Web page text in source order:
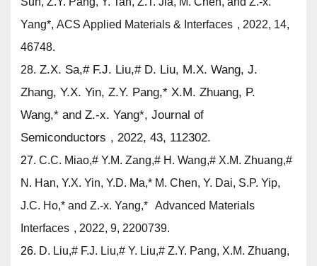
Yang*, ACS Applied Materials & Interfaces , 2022, 14,
46748.
28. Z.X. Sa,#F.J. Liu,#D. Liu, M.X. Wang, J.
Zhang, Y.X. Yin, Z.Y. Pang,* X.M. Zhuang, P.
Wang,* and Z.-x. Yang*, Journal of
Semiconductors , 2022, 43, 112302.
27. C.C. Miao,#Y.M. Zang,#H. Wang,#X.M. Zhuang,#
N. Han, Y.X. Yin, Y.D. Ma,* M. Chen, Y. Dai, S.P. Yip,
J.C. Ho,* and Z.-x. Yang,*
Advanced Materials
Interfaces , 2022, 9, 2200739.
26. D. Liu,#F.J. Liu,#Y. Liu,#Z.Y. Pang, X.M. Zhuang,